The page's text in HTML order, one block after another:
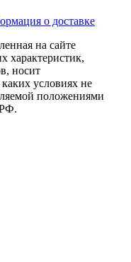
о доставке
на сайте
характеристик,
носит
условиях не
положениями
РФ.